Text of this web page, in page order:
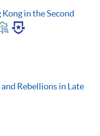
in the Second
Rebellions in Late